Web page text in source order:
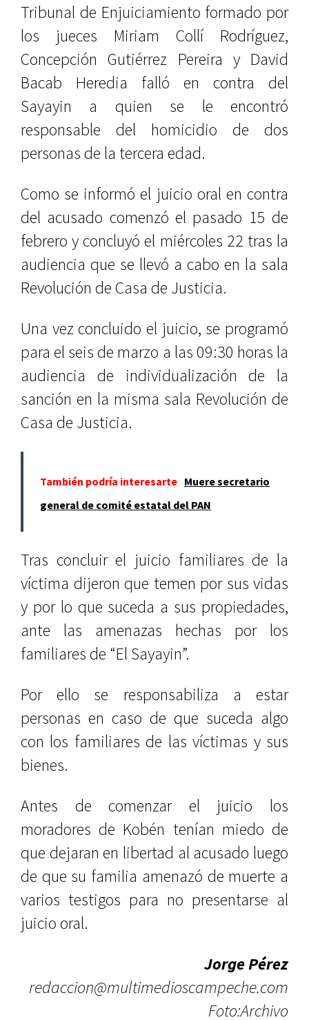
Tribunal de Enjuiciamiento formado por
los jueces Miriam Collí Rodríguez,
Concepción Gutiérrez Pereira y David
Bacab Heredia falló en contra del
Sayayin a quien se le encontró
responsable del homicidio de dos
personas de la tercera edad.
Como se informó el juicio oral en contra
del acusado comenzó el pasado 15 de
febrero y concluyó el miércoles 22 tras la
audiencia que se llevó a cabo en la sala
Revolución de Casa de Justicia.
Una vez concluido el juicio, se programó
para el seis de marzo a las 09:30 horas la
audiencia de individualización de la
sanción en la misma sala Revolución de
Casa de Justicia.
También podría interesarte Muere secretario
general de comité estatal del PAN
Tras concluir el juicio familiares de la
víctima dijeron que temen por sus vidas
y por lo que suceda a sus propiedades,
ante las amenazas hechas por los
familiares de “El Sayayin”.
Por ello se responsabiliza a estar
personas en caso de que suceda algo
con los familiares de las víctimas y sus
bienes.
Antes de comenzar el juicio los
moradores de Kobén tenían miedo de
que dejaran en libertad al acusado luego
de que su familia amenazó de muerte a
varios testigos para no presentarse al
juicio oral.
Jorge Pérez
redaccion@multimedioscampeche.com
Foto:Archivo